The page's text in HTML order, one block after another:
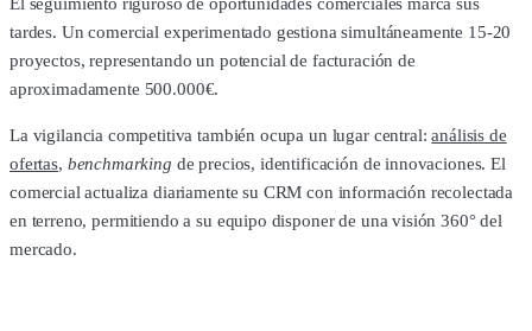
tardes. Un comercial experimentado gestiona simultáneamente 15-20
proyectos, representando un potencial de facturación de
aproximadamente 500.000€.
La vigilancia competitiva también ocupa un lugar central:análisis de
ofertas, benchmarking de precios, identificación de innovaciones. El
comercial actualiza diariamente su CRM con información recolectada
en terreno, permitiendo a su equipo disponer de una visión 360° del
mercado.